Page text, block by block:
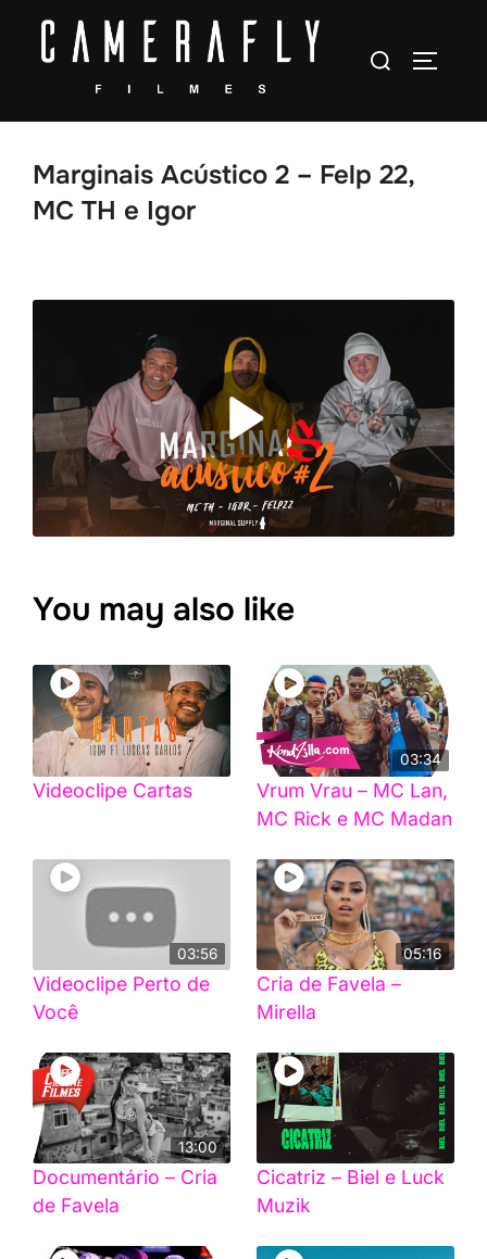
Pesquisar
Marginais Acústico 2 – Felp 22,
MC TH e Igor
You may also like
Videoclipe Cartas
03:34
Vrum Vrau – MC Lan,
MC Rick e MC Madan
03:56
Videoclipe Perto de
Você
05:16
Cria de Favela –
Mirella
13:00
Documentário – Cria
de Favela
Cicatriz – Biel e Luck
Muzik